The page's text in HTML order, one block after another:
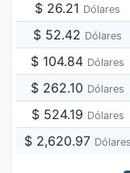
$ 26.21 Dólares
$ 52.42 Dólares
$ 104.84 Dólares
$ 262.10 Dólares
$ 524.19 Dólares
$ 2,620.97 Dólares